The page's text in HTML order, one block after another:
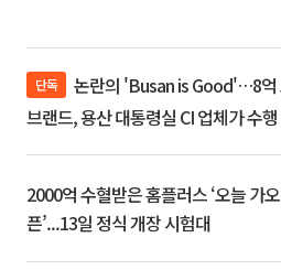
단독
브랜드, 용산 대통령실 CI 업체가 수행
2000억 수혈받은 홈플러스 ‘오늘 가오
픈’...13일 정식 개장 시험대